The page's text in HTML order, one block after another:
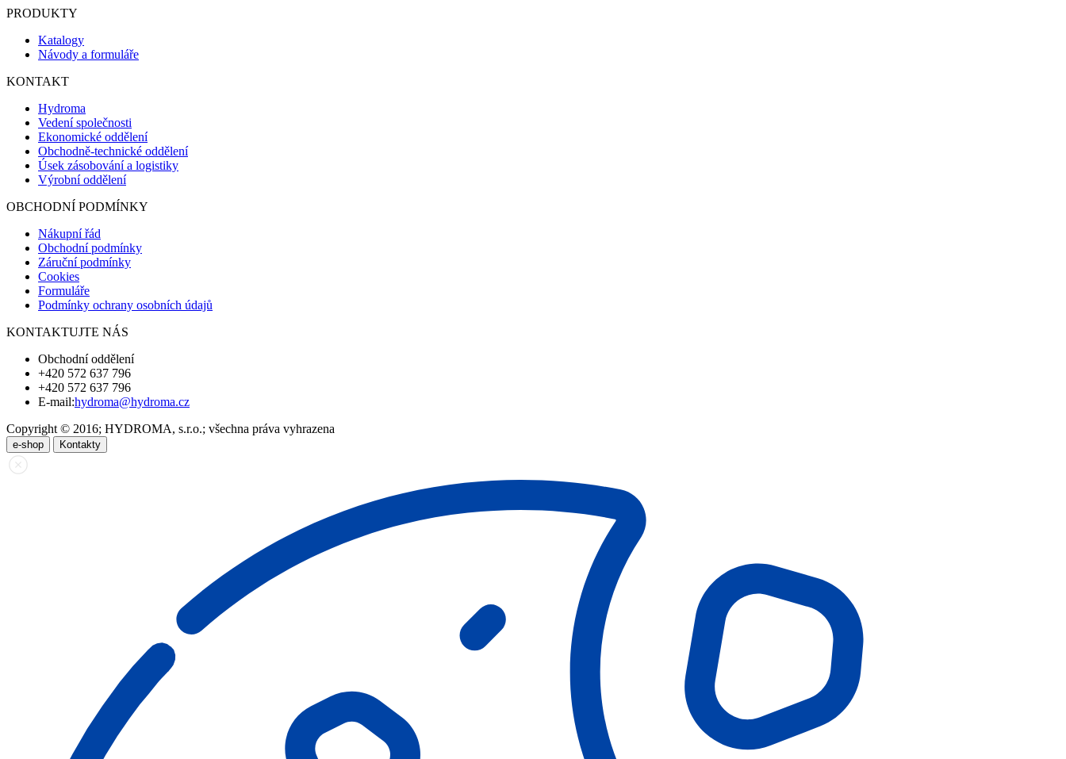
PRODUKTY
Katalogy
Návody a formuláře
KONTAKT
Hydroma
Vedení společnosti
Ekonomické oddělení
Obchodně-technické oddělení
Úsek zásobování a logistiky
Výrobní oddělení
OBCHODNÍ PODMÍNKY
Nákupní řád
Obchodní podmínky
Záruční podmínky
Cookies
Formuláře
Podmínky ochrany osobních údajů
KONTAKTUJTE NÁS
Obchodní oddělení
+420 572 637 796
+420 572 637 796
E-mail:hydroma@hydroma.cz
Copyright © 2016; HYDROMA, s.r.o.; všechna práva vyhrazena
e-shop Kontakty